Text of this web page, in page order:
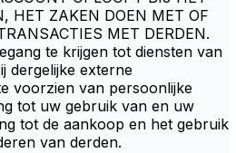
HET ZAKEN DOEN MET OF
MET DERDEN.
te krijgen tot diensten van
dergelijke externe
voorzien van persoonlijke
tot uw gebruik van en uw
tot de aankoop en het gebruik
van derden.